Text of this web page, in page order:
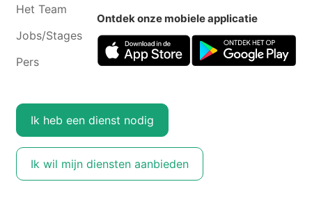
Het Team
Jobs/Stages
Pers
Ontdek onze mobiele applicatie
Ik heb een dienst nodig
Ik wil mijn diensten aanbieden